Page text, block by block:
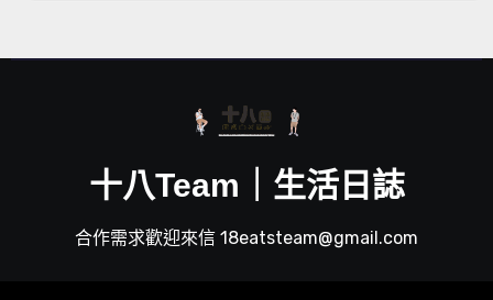
十八Team｜生活日誌
合作需求歡迎來信 18eatsteam@gmail.com